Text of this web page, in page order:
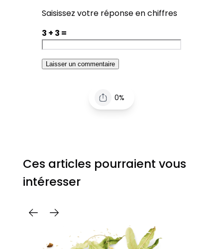
Saisissez votre réponse en chiffres
3 + 3 =
0%
Ces articles pourraient vous
intéresser